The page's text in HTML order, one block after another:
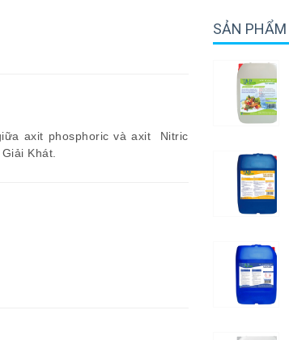
axit phosphoric và axit Nitric
Khát.
SẢN PHẨM